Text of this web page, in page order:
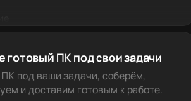
готовый ПК под свои задачи
под ваши задачи, соберём,
и доставим готовым к работе.